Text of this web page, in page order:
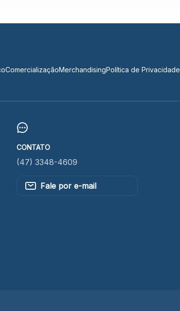
ComercializaçãoMerchandisingPolítica de Privacidade
CONTATO
(47) 3348-4609
Fale por e-mail